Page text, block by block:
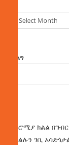
Select Month
ፈልግ
በኦሮሚያ ክልል
የክልሉን ገቢ